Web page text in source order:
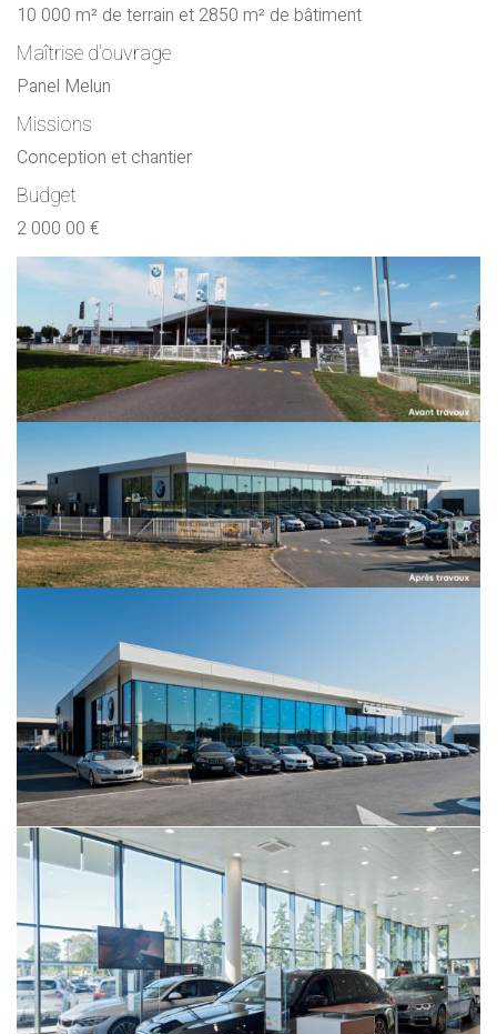
10 000 m² de terrain et 2850 m² de bâtiment
Maîtrise d'ouvrage
Panel Melun
Missions
Conception et chantier
Budget
2 000 00 €